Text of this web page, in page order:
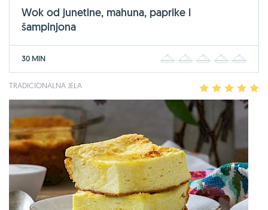
Wok od junetine, mahuna, paprike i
šampinjona
30 MIN 2 3 4
TRADICIONALNA JELA 2 3 4